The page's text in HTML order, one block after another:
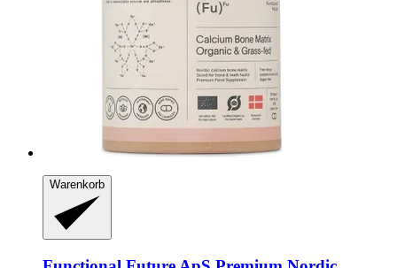
Warenkorb